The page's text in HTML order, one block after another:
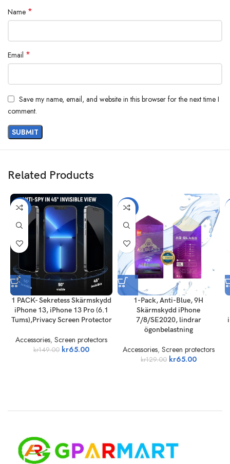
Name *
Email *
Save my name, email, and website in this browser for the next time I
comment.
Related Products
-56%
1 PACK- Sekretess Skärmskydd
iPhone 13, iPhone 13 Pro (6.1
Tums),Privacy Screen Protector
Accessories, Screen protectors
kr149.00 kr65.00
-50%
1-Pack, Anti-Blue, 9H
Skärmskydd iPhone
7/8/SE2020, lindrar
ögonbelastning
Accessories, Screen protectors
kr129.00 kr65.00